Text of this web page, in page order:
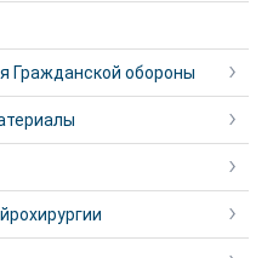
Гражданской обороны